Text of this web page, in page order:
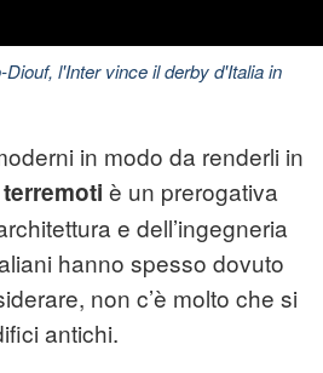
Diouf, l'Inter vince il derby d'Italia in
in modo da renderli in
terremoti è un prerogativa
e dell’ingegneria
hanno spesso dovuto
non c’è molto che si
antichi.